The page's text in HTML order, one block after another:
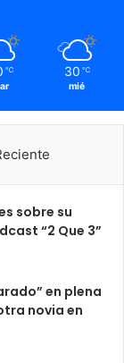
℃ 30 ℃
mié
sobre su
“2 Que 3”
en plena
novia en